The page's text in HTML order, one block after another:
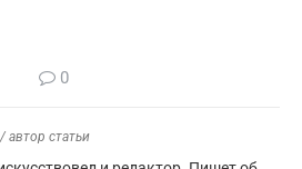
0
/ автор статьи